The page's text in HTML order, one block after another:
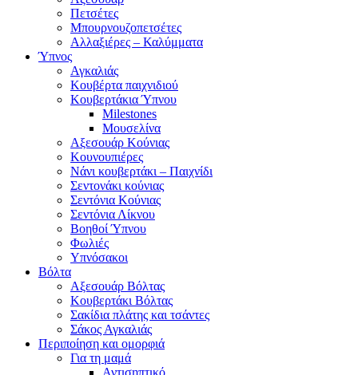
Πετσέτες
Μπουρνουζοπετσέτες
Αλλαξιέρες – Καλύμματα
Ύπνος
Αγκαλιάς
Κουβέρτα παιχνιδιού
Κουβερτάκια Ύπνου
Milestones
Μουσελίνα
Αξεσουάρ Κούνιας
Κουνουπιέρες
Νάνι κουβερτάκι – Παιχνίδι
Σεντονάκι κούνιας
Σεντόνια Κούνιας
Σεντόνια Λίκνου
Βοηθοί Ύπνου
Φωλιές
Υπνόσακοι
Βόλτα
Αξεσουάρ Βόλτας
Κουβερτάκι Βόλτας
Σακίδια πλάτης και τσάντες
Σάκος Αγκαλιάς
Περιποίηση και ομορφιά
Για τη μαμά